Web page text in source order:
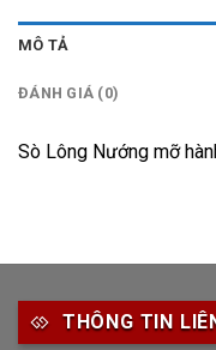
MÔ TẢ
ĐÁNH GIÁ (0)
Sò Lông Nướng mỡ
THÔNG TIN